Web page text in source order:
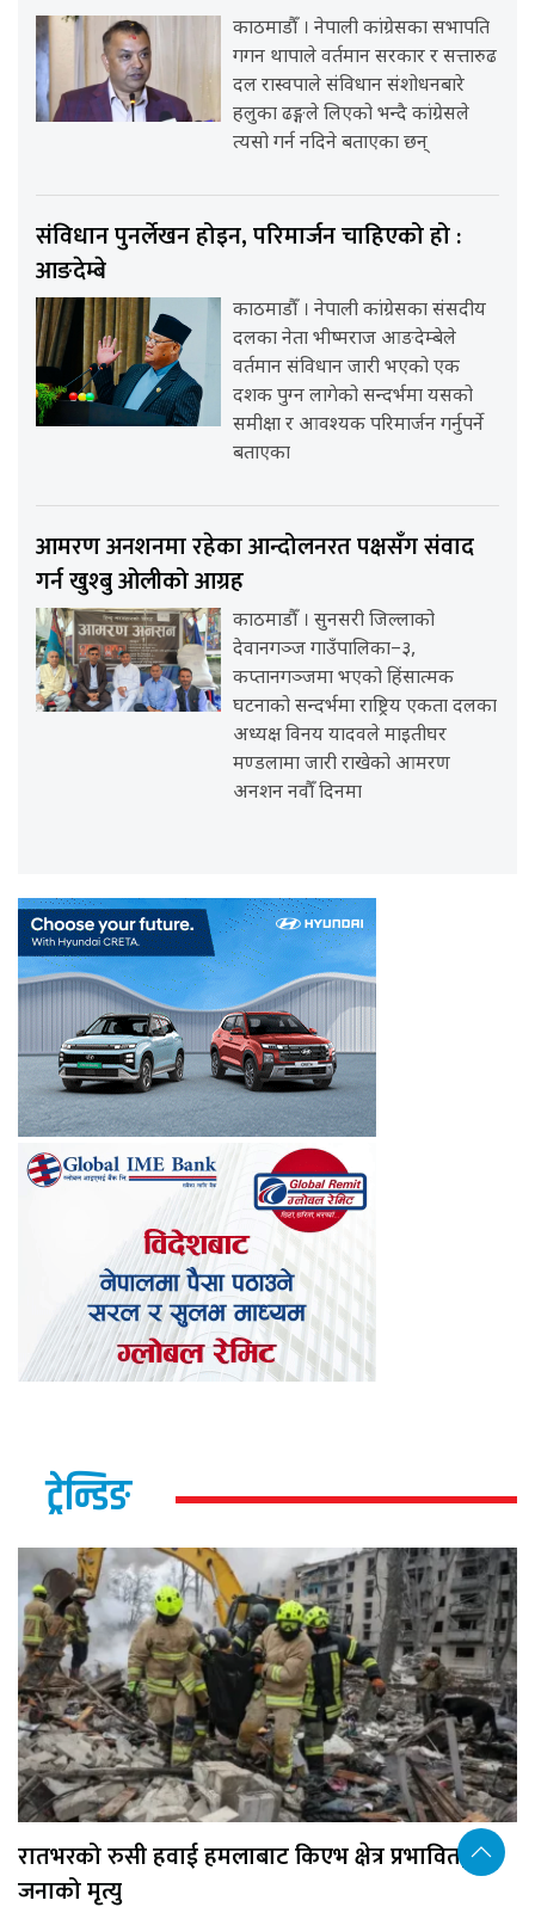
काठमाडौँ । नेपाली कांग्रेसका सभापति
गगन थापाले वर्तमान सरकार र सत्तारुढ
दल रास्वपाले संविधान संशोधनबारे
हलुका ढङ्गले लिएको भन्दै कांग्रेसले
त्यसो गर्न नदिने बताएका छन्
संविधान पुनर्लेखन होइन, परिमार्जन चाहिएको हो :
आङदेम्बे
काठमाडौँ । नेपाली कांग्रेसका संसदीय
दलका नेता भीष्मराज आङदेम्बेले
वर्तमान संविधान जारी भएको एक
दशक पुग्न लागेको सन्दर्भमा यसको
समीक्षा र आवश्यक परिमार्जन गर्नुपर्ने
बताएका
आमरण अनशनमा रहेका आन्दोलनरत पक्षसँग संवाद
गर्न खुश्बु ओलीको आग्रह
काठमाडौँ । सुनसरी जिल्लाको
देवानगञ्ज गाउँपालिका–३,
कप्तानगञ्जमा भएको हिंसात्मक
घटनाको सन्दर्भमा राष्ट्रिय एकता दलका
अध्यक्ष विनय यादवले माइतीघर
मण्डलामा जारी राखेको आमरण
अनशन नवौँ दिनमा
ट्रेन्डिङ
रातभरको रुसी हवाई हमलाबाट किएभ क्षेत्र प्रभावित, १७
जनाको मृत्यु